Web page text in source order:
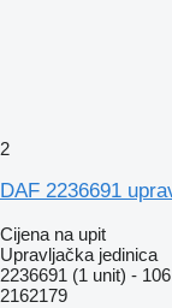
2
DAF 2236691
Cijena na upit
Upravljačka jedinica
2236691 (1 unit) -
2162179